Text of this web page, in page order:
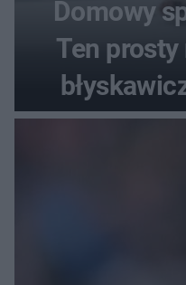
Domowy
Ten